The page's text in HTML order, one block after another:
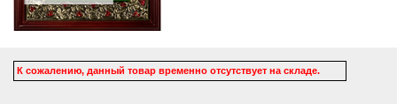
К сожалению, данный товар временно отсутствует на складе.